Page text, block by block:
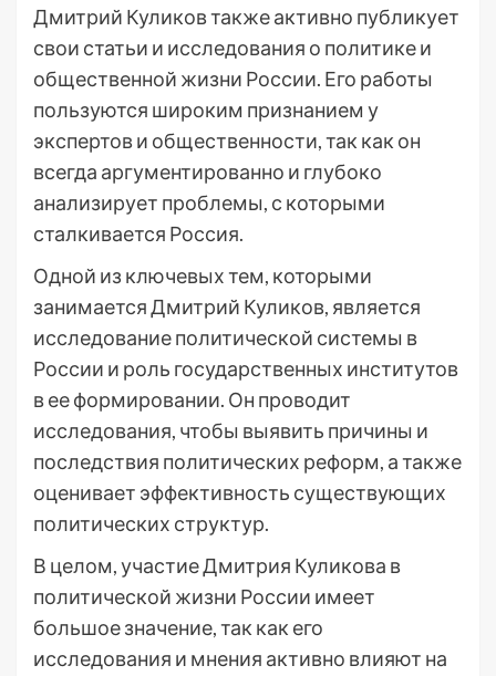
Дмитрий Куликов также активно публикует
свои статьи и исследования о политике и
общественной жизни России. Его работы
пользуются широким признанием у
экспертов и общественности, так как он
всегда аргументированно и глубоко
анализирует проблемы, с которыми
сталкивается Россия.
Одной из ключевых тем, которыми
занимается Дмитрий Куликов, является
исследование политической системы в
России и роль государственных институтов
в ее формировании. Он проводит
исследования, чтобы выявить причины и
последствия политических реформ, а также
оценивает эффективность существующих
политических структур.
В целом, участие Дмитрия Куликова в
политической жизни России имеет
большое значение, так как его
исследования и мнения активно влияют на